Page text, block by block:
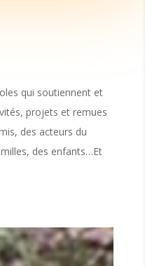
qui soutiennent et
projets et remues
des acteurs du
des enfants…Et